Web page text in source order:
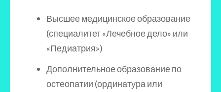
Высшее медицинское образование
(специалитет «Лечебное дело» или
«Педиатрия»)
Дополнительное образование по
остеопатии (ординатура или